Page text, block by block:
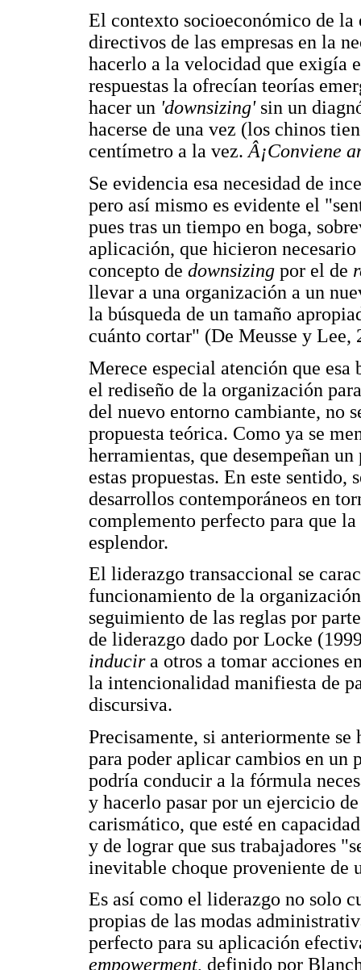
El contexto socioeconómico de la
directivos de las empresas en la
hacerlo a la velocidad que exigía
respuestas la ofrecían teorías
hacer un 'downsizing'sin un
hacerse de una vez (los chinos
centímetro a la vez.Â¡Conviene
Se evidencia esa necesidad de
pero así mismo es evidente el
pues tras un tiempo en boga,
aplicación, que hicieron
concepto de downsizing por el de
llevar a una organización a un
la búsqueda de un tamaño
cuánto cortar" (De Meusse y Lee,
Merece especial atención que
el rediseño de la organización
del nuevo entorno cambiante, no
propuesta teórica. Como ya se
herramientas, que desempeñan
estas propuestas. En este sentido,
desarrollos contemporáneos en
complemento perfecto para que
esplendor.
El liderazgo transaccional se
funcionamiento de la
seguimiento de las reglas por
de liderazgo dado por Locke
inducira otros a tomar acciones
la intencionalidad manifiesta de
discursiva.
Precisamente, si anteriormente
para poder aplicar cambios en
podría conducir a la fórmula
y hacerlo pasar por un ejercicio
carismático, que esté en
y de lograr que sus trabajadores
inevitable choque proveniente de
Es así como el liderazgo no solo
propias de las modas
perfecto para su aplicación
empowerment, definido por